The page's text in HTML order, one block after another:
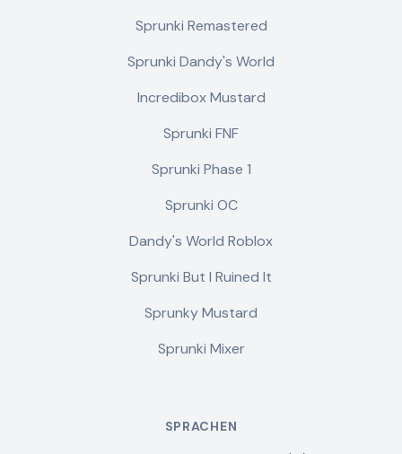
Sprunki Remastered
Sprunki Dandy's World
Incredibox Mustard
Sprunki FNF
Sprunki Phase 1
Sprunki OC
Dandy's World Roblox
Sprunki But I Ruined It
Sprunky Mustard
Sprunki Mixer
SPRACHEN